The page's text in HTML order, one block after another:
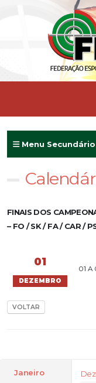
Menu Secundário
FINAIS DOS
– FO / SK / FA / CAR /
01
DEZEMBRO
01 A
VOLTAR
Janeiro